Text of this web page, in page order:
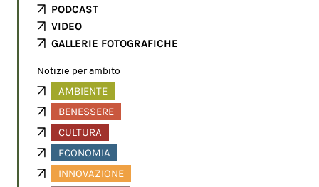
PODCAST
VIDEO
GALLERIE FOTOGRAFICHE
Notizie per ambito
AMBIENTE
BENESSERE
CULTURA
ECONOMIA
INNOVAZIONE